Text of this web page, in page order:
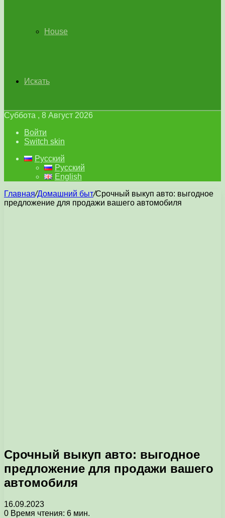
House
Искать
Суббота , 8 Август 2026
Войти
Switch skin
Русский
Русский
English
Главная/Домашний быт/Срочный выкуп авто: выгодное
предложение для продажи вашего автомобиля
Срочный выкуп авто: выгодное
предложение для продажи вашего
автомобиля
16.09.2023
0 Время чтения: 6 мин.